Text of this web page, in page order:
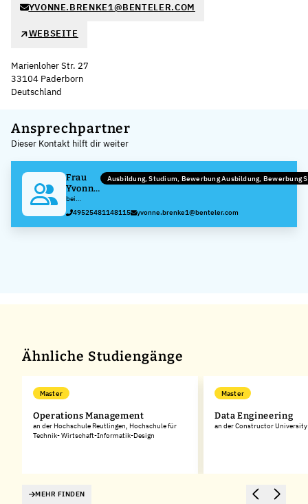
YVONNE.BRENKE1@BENTELER.COM
WEBSEITE
Marienloher Str. 27
33104 Paderborn
Deutschland
+
−
Ansprechpartner
Dieser Kontakt hilft dir weiter
Frau
Yvonne
Brenke
bei
BENTELER
Steel/Tube
GmbH &
Ausbildung, Studium, Bewerbung Ausbildung, Bewerbung
49525481148115 yvonne.brenke1@benteler.com
Ähnliche Studiengänge
Master
Operations Management
an der Hochschule Reutlingen, Hochschule für
Technik- Wirtschaft-Informatik-Design
Master
Data Engineering
an der Constructor University
MEHR FINDEN